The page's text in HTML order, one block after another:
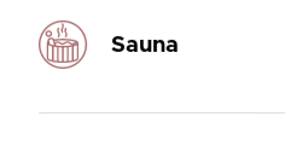
Sauna